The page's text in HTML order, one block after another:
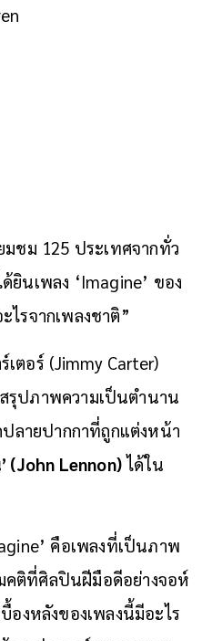
มชม 125 ประเทศจากทั่ว
นเพลง ‘Imagine’ ของ
รจากเพลงชาติ”
เตอร์ (Jimmy Carter)
รุปภาพความเป็นตำนาน
ปลายปากกาที่ถูกแต่งหน้า
(John Lennon)ได้ใน
คือเพลงที่เป็นภาพ
ติที่ศิลปินฝีมือดีอย่างจอห์
องหลังของเพลงนี้มีอะไร